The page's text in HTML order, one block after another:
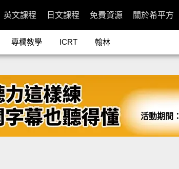
英文課程 日文課程 免費資源 關於希平方
專欄教學 ICRT 翰林
活動期間：